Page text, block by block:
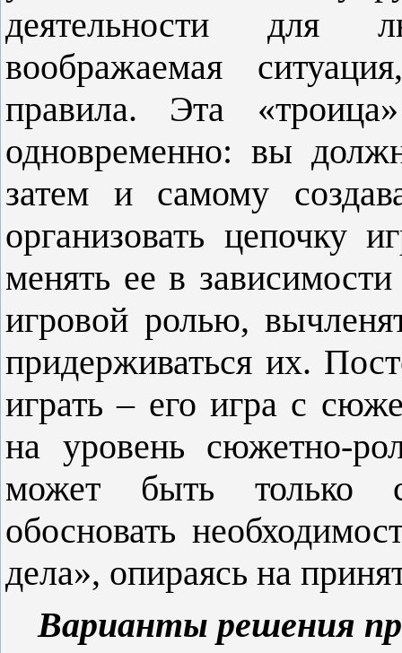
деятельности для
воображаемая
правила. Эта
одновременно: вы
затем и самому
организовать цепочку
менять ее в
игровой ролью,
придерживаться их.
играть – его игра с
на уровень сюжетно-
может быть только
обосновать
дела», опираясь на
Варианты решения